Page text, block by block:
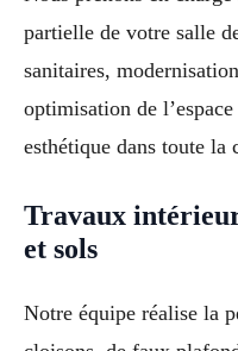
partielle de votre salle
sanitaires,
optimisation de
esthétique dans toute la
Travaux
et sols
Notre équipe réalise la